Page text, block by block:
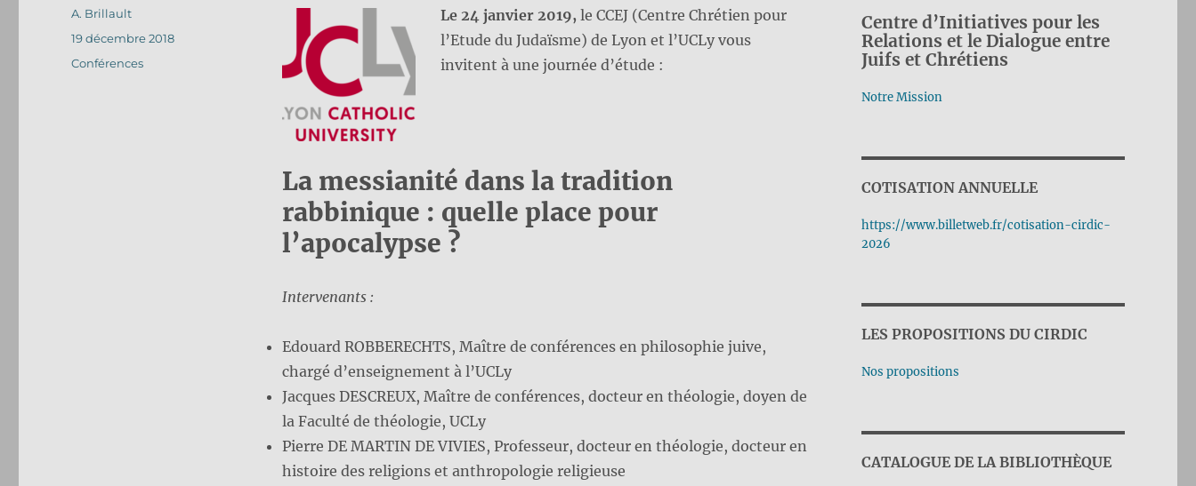
Le 24 janvier 2019, le CCEJ (Centre Chrétien pour
l’Etude du Judaïsme) de Lyon et l’UCLy vous
invitent à une journée d’étude :
La messianité dans la tradition
rabbinique : quelle place pour
l’apocalypse ?
Intervenants :
Edouard ROBBERECHTS, Maître de conférences en philosophie juive,
chargé d’enseignement à l’UCLy
Jacques DESCREUX, Maître de conférences, docteur en théologie, doyen de
la Faculté de théologie, UCLy
Pierre DE MARTIN DE VIVIES, Professeur, docteur en théologie, docteur en
histoire des religions et anthropologie religieuse
Auteur
A. Brillault
Publié
le
19 décembre 2018
Catégories
Conférences
Centre d’Initiatives pour les
Relations et le Dialogue entre
Juifs et Chrétiens
Notre Mission
COTISATION ANNUELLE
https://www.billetweb.fr/cotisation-cirdic-
2026
LES PROPOSITIONS DU CIRDIC
Nos propositions
CATALOGUE DE LA BIBLIOTHÈQUE